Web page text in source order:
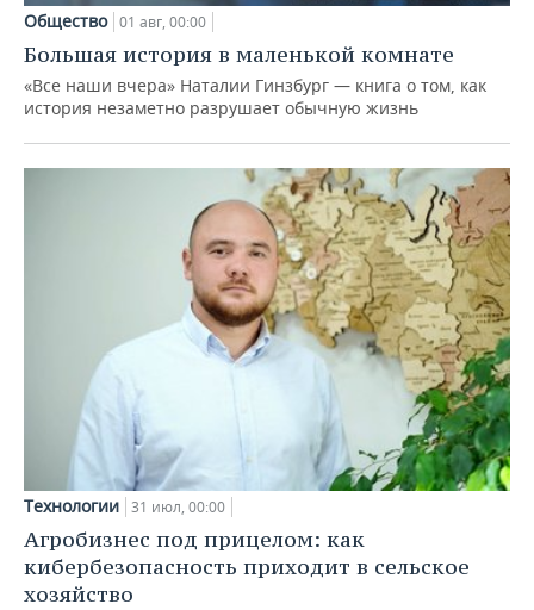
Общество 01 авг, 00:00
Большая история в маленькой комнате
«Все наши вчера» Наталии Гинзбург — книга о том, как
история незаметно разрушает обычную жизнь
Технологии 31 июл, 00:00
Агробизнес под прицелом: как
кибербезопасность приходит в сельское
хозяйство